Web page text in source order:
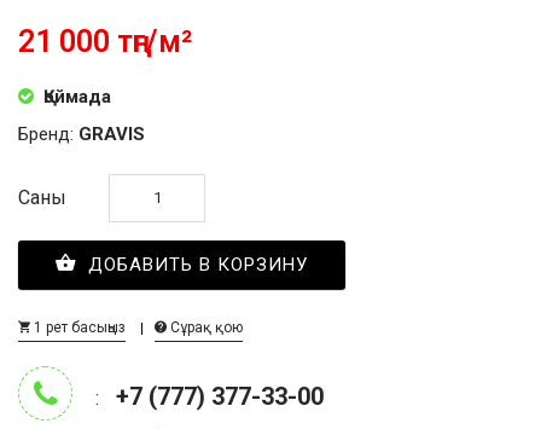
21 000 тңг/м²
Қоймада
Бренд: GRAVIS
Саны
ДОБАВИТЬ В КОРЗИНУ
1 рет басыңыз Сұрақ қою
: +7 (777) 377-33-00